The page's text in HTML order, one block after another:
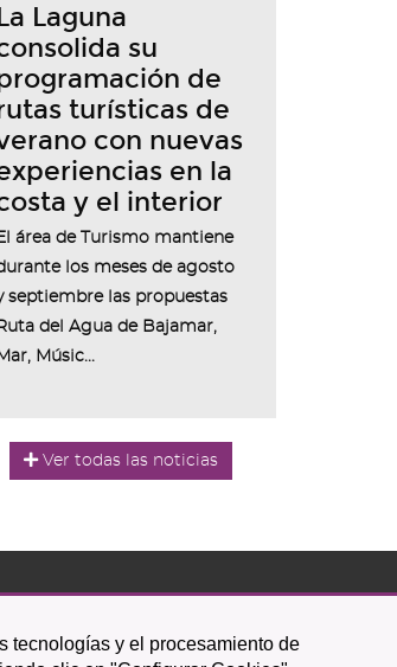
tecnologías y el procesamiento de
Laguna
su
de
turísticas de
con nuevas
en la
y el interior
El área de Turismo mantiene
los meses de agosto
septiembre las propuestas
Ruta del Agua de Bajamar,
Mar, Músic...
Ver todas las noticias
Icono
circular
Icono
circular